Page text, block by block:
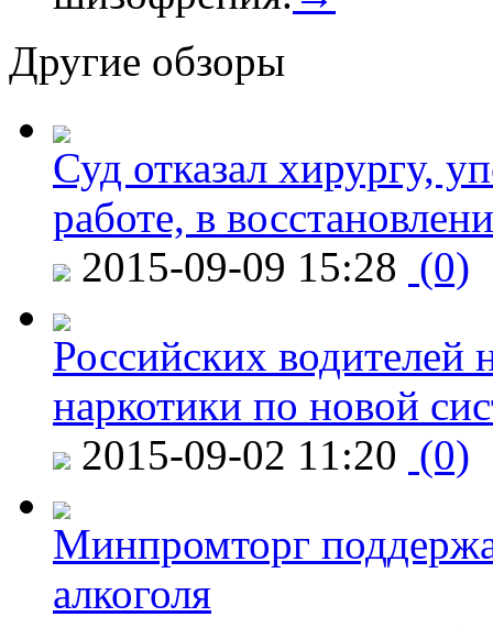
Другие обзоры
Суд отказал хирургу,
работе, в
2015-09-09 15:28 (0)
Российских водителей
наркотики по новой
2015-09-02 11:20 (0)
Минпромторг
алкоголя